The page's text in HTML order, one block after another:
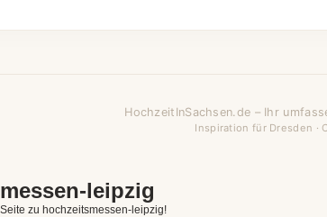
HochzeitInSachsen.de – Ihr
Inspiration für Dresden ·
leipzig
zu hochzeitsmessen-leipzig!